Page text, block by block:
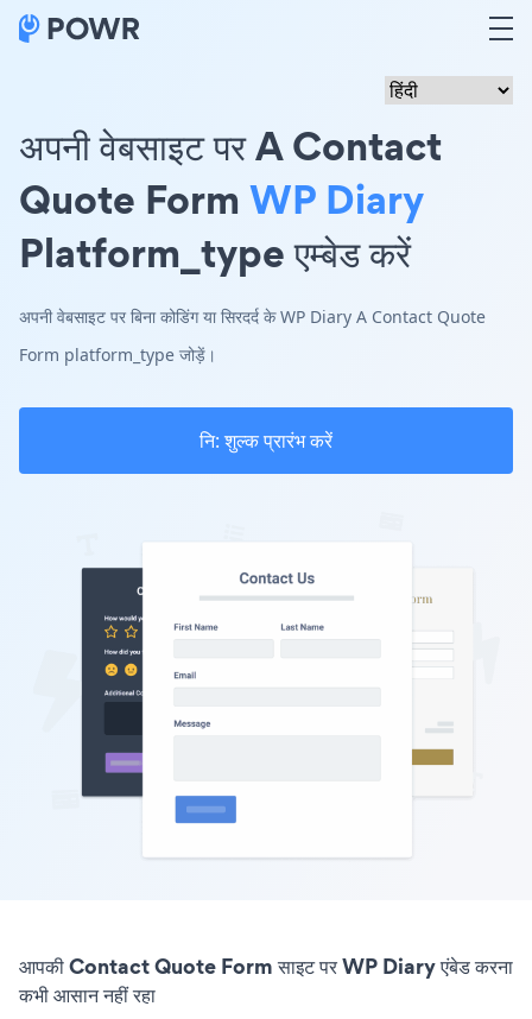
अपनी वेबसाइट पर A Contact
Quote Form WP Diary
Platform_type एम्बेड करें
अपनी वेबसाइट पर बिना कोडिंग या सिरदर्द के WP Diary A Contact Quote
Form platform_type जोड़ें।
नि: शुल्क प्रारंभ करें
आपकी Contact Quote Form साइट पर WP Diary एंबेड करना
कभी आसान नहीं रहा